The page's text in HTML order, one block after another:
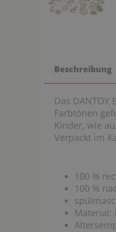
Beschreibung
Das
Farbtönen
Kinder, wie
Verpackt im
100 %
100 %
Material: